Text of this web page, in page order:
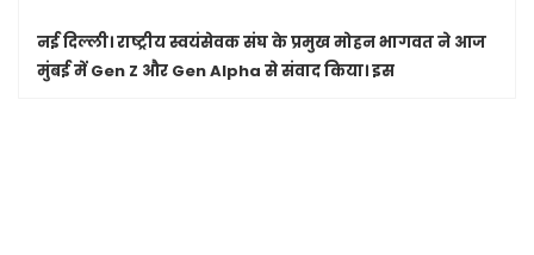
नई दिल्ली।राष्ट्रीय स्वयंसेवक संघ के प्रमुख मोहन भागवत ने आज
मुंबई में Gen Z और Gen Alpha से संवाद किया। इस